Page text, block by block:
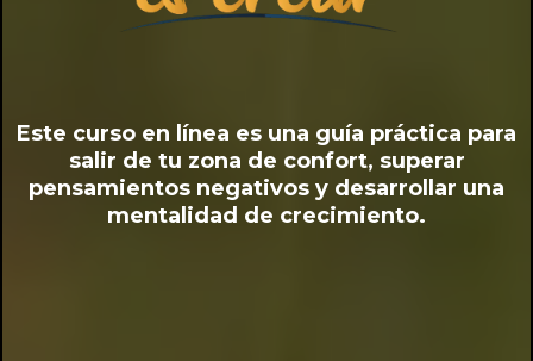
Este curso en línea es una guía práctica para
salir de tu zona de confort, superar
pensamientos negativos y desarrollar una
mentalidad de crecimiento.